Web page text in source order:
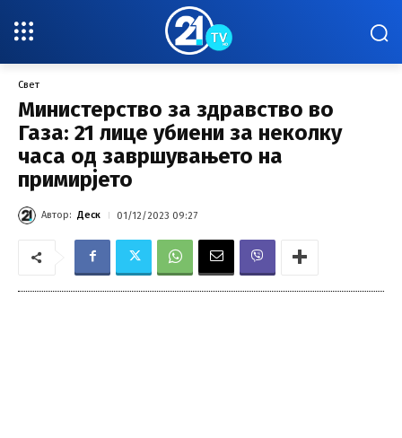
Свет
Министерство за здравство во
Газа: 21 лицe убиени за неколку
часа од завршувањето на
примирјето
Автор: Деск 01/12/2023 09:27